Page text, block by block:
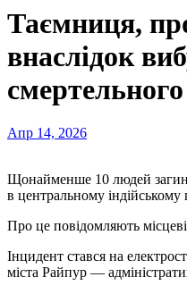
Таємниця,
внаслідок
Апр 14, 2026
Щонайменше 10 людей загинули та близько 40 отримали поранення у вівторок після вибуху котла на електростанції
в центральному індійському
Про це повідомляють
Інцидент стався на
міста Райпур —